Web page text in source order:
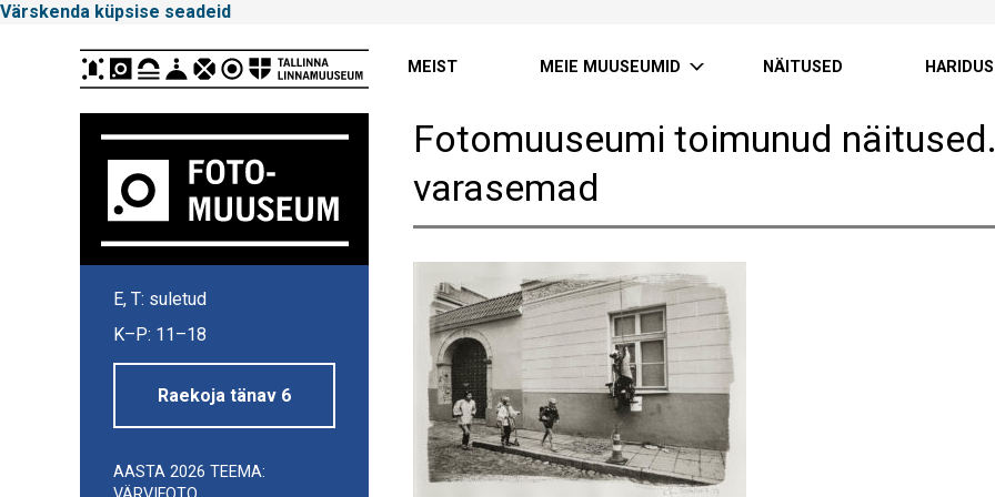
Värskenda küpsise seadeid
Linnamuuseum
MEIST MEIE MUUSEUMID NÄITUSED HARIDUS
E, T: suletud
K–P: 11–18
Raekoja tänav 6
Külgpaani
AASTA 2026 TEEMA:
Fotomuuseumi toimunud
varasemad